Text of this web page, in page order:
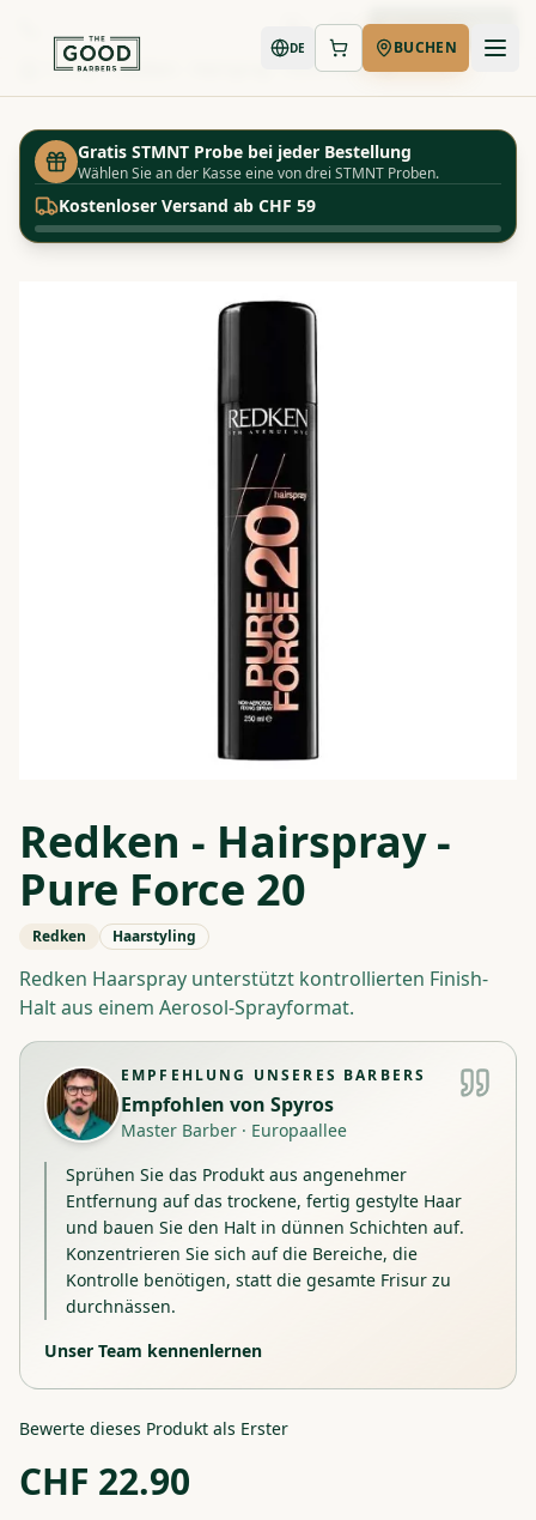
Jetzt buchen
DE BUCHEN
Startseite
Shop Redken - Hairspray - Pure Force 20
Gratis STMNT Probe bei jeder Bestellung
Wählen Sie an der Kasse eine von drei STMNT Proben.
Kostenloser Versand ab CHF 59
Redken - Hairspray -
Pure Force 20
Redken Haarstyling
Redken Haarspray unterstützt kontrollierten Finish-
Halt aus einem Aerosol-Sprayformat.
EMPFEHLUNG UNSERES BARBERS
Empfohlen von Spyros
Master Barber · Europaallee
Sprühen Sie das Produkt aus angenehmer
Entfernung auf das trockene, fertig gestylte Haar
und bauen Sie den Halt in dünnen Schichten auf.
Konzentrieren Sie sich auf die Bereiche, die
Kontrolle benötigen, statt die gesamte Frisur zu
durchnässen.
Unser Team kennenlernen
Bewerte dieses Produkt als Erster
CHF 22.90